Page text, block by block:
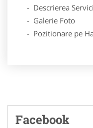
- Descrierea
- Galerie Foto
- Pozitionare pe
Facebook